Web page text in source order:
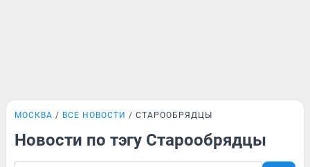
МОСКВА ВСЕ НОВОСТИ СТАРООБРЯДЦЫ
Новости по тэгу Старообрядцы